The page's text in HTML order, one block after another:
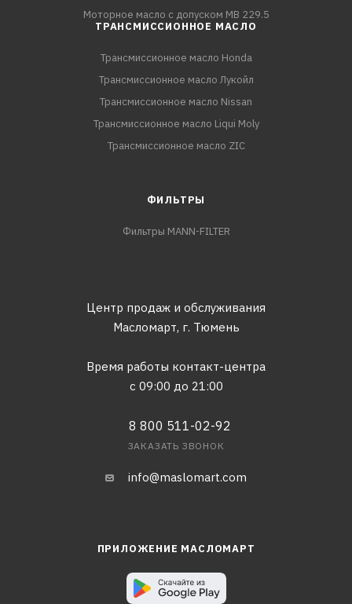
Моторное масло с допуском MB 229.5
ТРАНСМИССИОННОЕ МАСЛО
Трансмиссионное масло Honda
Трансмиссионное масло Лукойл
Трансмиссионное масло Nissan
Трансмиссионное масло Liqui Moly
Трансмиссионное масло ZIC
ФИЛЬТРЫ
Фильтры MANN-FILTER
Центр продаж и обслуживания
Масломарт, г. Тюмень
Время работы контакт-центра
с 09:00 до 21:00
8 800 511-02-92
ЗАКАЗАТЬ ЗВОНОК
info@maslomart.com
ПРИЛОЖЕНИЕ МАСЛОМАРТ